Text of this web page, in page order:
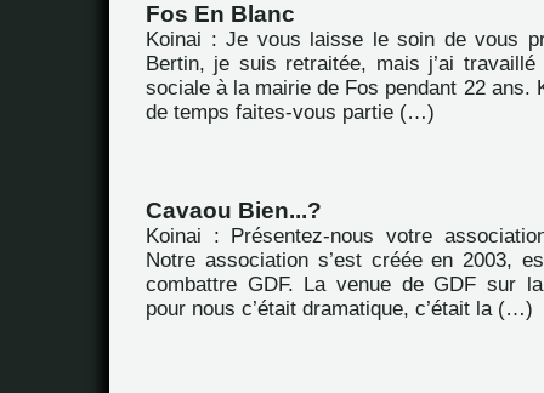
Fos En Blanc
Koinai : Je vous laisse le soin de vous
Bertin, je suis retraitée, mais j’ai travaillé
sociale à la mairie de Fos pendant 22 ans.
de temps faites-vous partie (…)
Cavaou Bien...?
Koinai : Présentez-nous votre
Notre association s’est créée en 2003,
combattre GDF. La venue de GDF sur
pour nous c’était dramatique, c’était la (…)